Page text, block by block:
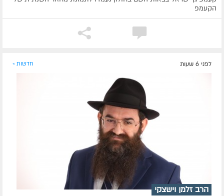
הקעמפ
לפני 6 שעות חדשות »
הרב זלמן וישצקי